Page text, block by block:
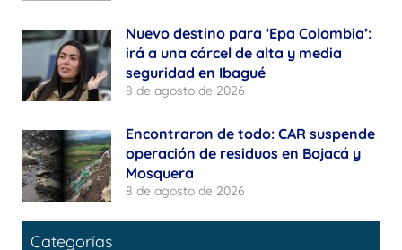
Nuevo destino para ‘Epa Colombia’:
irá a una cárcel de alta y media
seguridad en Ibagué
8 de agosto de 2026
Encontraron de todo: CAR suspende
operación de residuos en Bojacá y
Mosquera
8 de agosto de 2026
Categorías